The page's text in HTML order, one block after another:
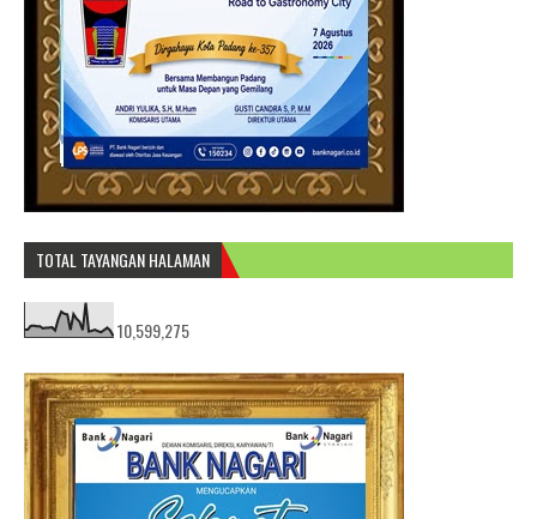
TOTAL TAYANGAN HALAMAN
10,599,275